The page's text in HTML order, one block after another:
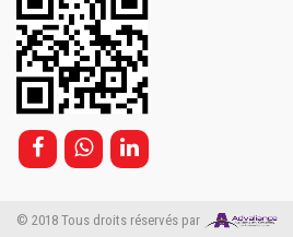
© 2018 Tous droits réservés par